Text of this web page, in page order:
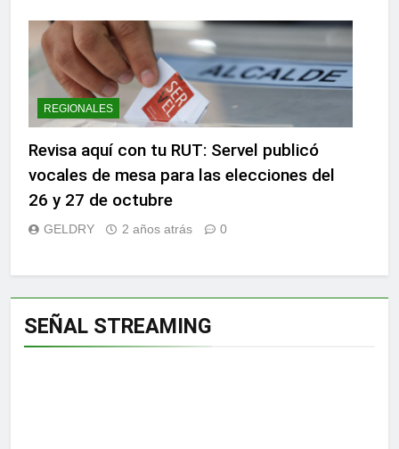
REGIONALES
Revisa aquí con tu RUT: Servel publicó
vocales de mesa para las elecciones del
26 y 27 de octubre
GELDRY 2 años atrás 0
SEÑAL STREAMING